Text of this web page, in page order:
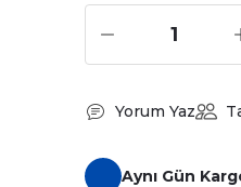
Yorum Yaz
Aynı Gün